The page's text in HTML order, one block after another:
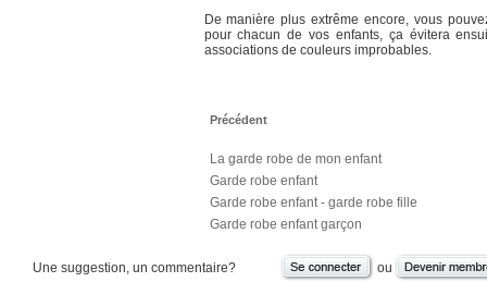
De manière plus extrême encore, vous
pour chacun de vos enfants, ça évitera
associations de couleurs improbables.
Précédent
La garde robe de mon enfant
Garde robe enfant
Garde robe enfant - garde robe fille
Garde robe enfant garçon
Une suggestion, un commentaire? ou